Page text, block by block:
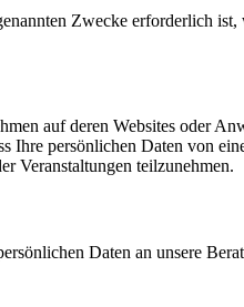
Zwecke erforderlich
auf deren Websites oder
persönlichen Daten von
Veranstaltungen teilzunehmen.
Daten an unsere